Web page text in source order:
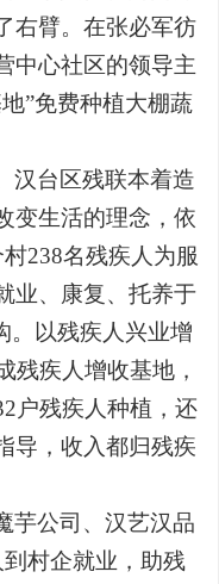
右臂。在张必军彷
中心社区的领导主
”免费种植大棚蔬
汉台区残联本着造
变生活的理念，依
238名残疾人为服
业、康复、托养于
。以残疾人兴业增
残疾人增收基地，
户残疾人种植，还
导，收入都归残疾
芋公司、汉艺汉品
村企就业，助残